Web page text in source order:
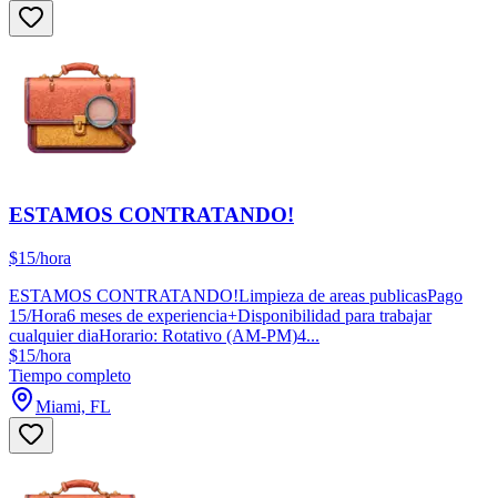
ESTAMOS CONTRATANDO!
$15/hora
ESTAMOS CONTRATANDO!Limpieza de areas publicasPago
15/Hora6 meses de experiencia+Disponibilidad para trabajar
cualquier diaHorario: Rotativo (AM-PM)4...
$15/hora
Tiempo completo
Miami, FL